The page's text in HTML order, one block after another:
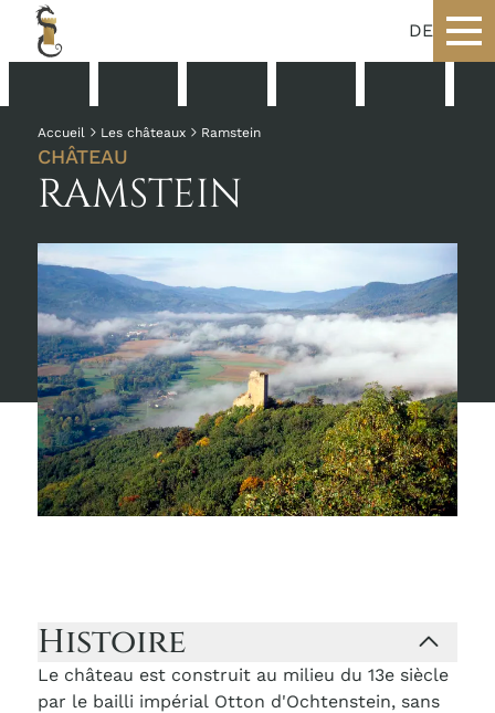
DE
Accueil Les châteaux Ramstein
CHÂTEAU
RAMSTEIN
Histoire
Le château est construit au milieu du 13e siècle
par le bailli impérial Otton d'Ochtenstein, sans